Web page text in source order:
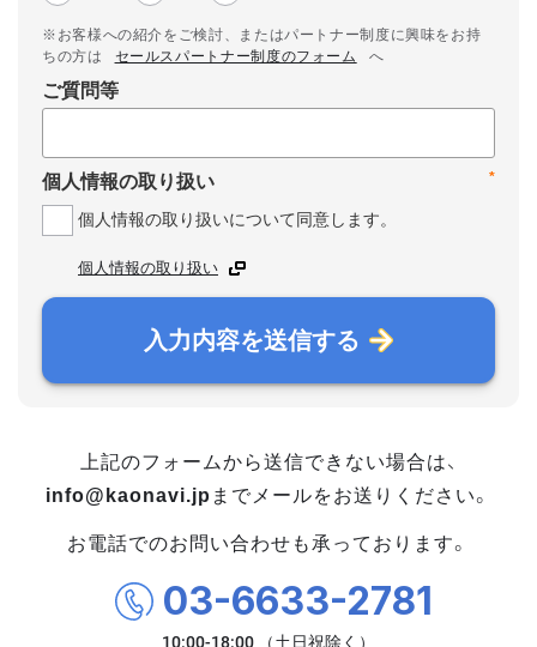
※お客様への紹介をご検討、またはパートナー制度に興味をお持
ちの方は
セールスパートナー制度のフォーム へ
ご質問等
*
個人情報の取り扱い
個人情報の取り扱いについて同意します。
個人情報の取り扱い
入力内容を送信する
上記のフォームから送信できない場合は、
info@kaonavi.jp までメールをお送りください。
お電話でのお問い合わせも承っております。
03-6633-2781